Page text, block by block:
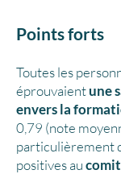
Points forts
Toutes les
éprouvaientune
envers la
0,79 (note
particulièrement
positives au